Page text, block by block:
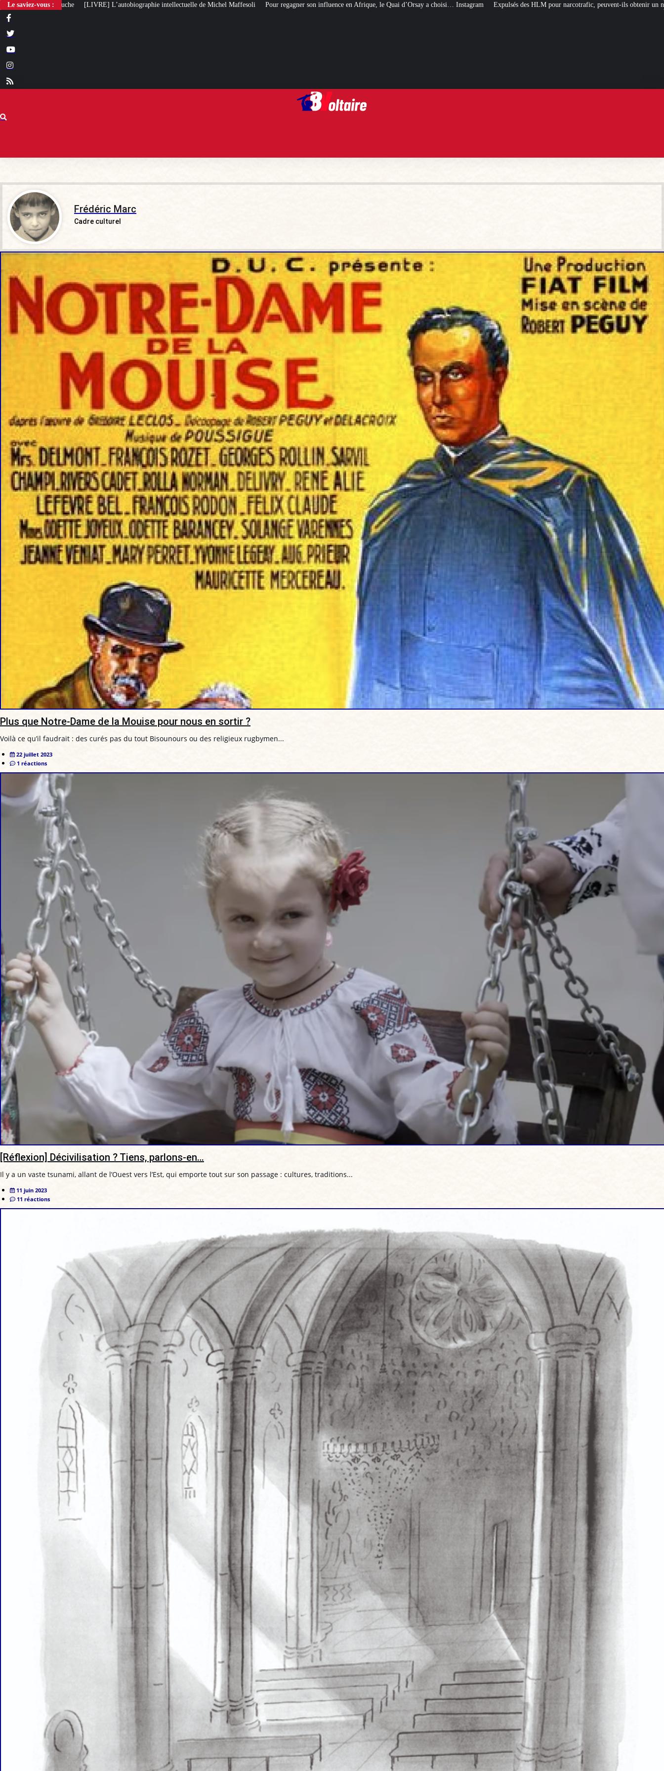
Le saviez-vous :
L’autobiographie intellectuelle de Michel Maffesoli Pour regagner son influence en Afrique, le Quai d’Orsay a choisi… Instagram Expulsés des HLM pour narcotrafic, peuvent-ils obtenir un nouveau logement social ?
Frédéric Marc
Cadre culturel
Plus que Notre-Dame de la Mouise pour nous en sortir ?
Voilà ce qu’il faudrait : des curés pas du tout Bisounours ou des religieux rugbymen...
22 juillet 2023
1 réactions
[Réflexion] Décivilisation ? Tiens, parlons-en…
Il y a un vaste tsunami, allant de l’Ouest vers l’Est, qui emporte tout sur son passage : cultures, traditions...
11 juin 2023
11 réactions